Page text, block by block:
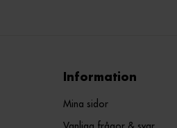
Information
Mina sidor